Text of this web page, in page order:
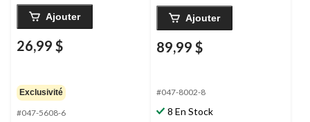
Ajouter
26,99 $
Exclusivité
#047-5608-6
Ajouter
89,99 $
#047-8002-8
8 En Stock